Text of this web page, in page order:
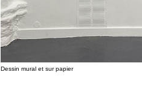
Dessin mural et sur papier